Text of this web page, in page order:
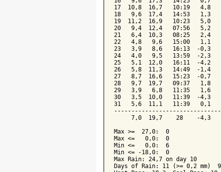
17  10,8  16,7   10:19   4,8
18   9,6  17,4   14:53   1,3
19  11,2  16,9   10:23   5,0
20   9,4  12,4   07:56   5,2
21   6,4  10,3   08:25   2,4
22   4,8   9,6   15:00   1,1
23   3,9   8,6   16:13  -0,3
24   4,0   9,5   13:59  -2,3
25   5,1  12,0   16:11  -4,2
26   5,8  11,3   14:49  -1,4
27   8,7  16,6   15:23  -0,7
28   9,7  19,7   09:37   1,8
29   3,9   6,8   11:35   1,6
30   3,5  10,0   11:39  -4,3
31   5,6  11,1   11:39   0,1
7,0  19,7    28    -4,3
Max >=  27,0:  0
Max <=   0,0:  0
Min <=   0,0:  6
Min <= -18,0:  0
Max Rain: 24,7 on day 10
Days of Rain: 11 (>= 0,2 mm)